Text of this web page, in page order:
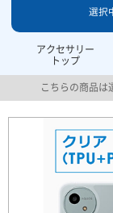
アクセサリー
トップ
選択
こちらの商品は